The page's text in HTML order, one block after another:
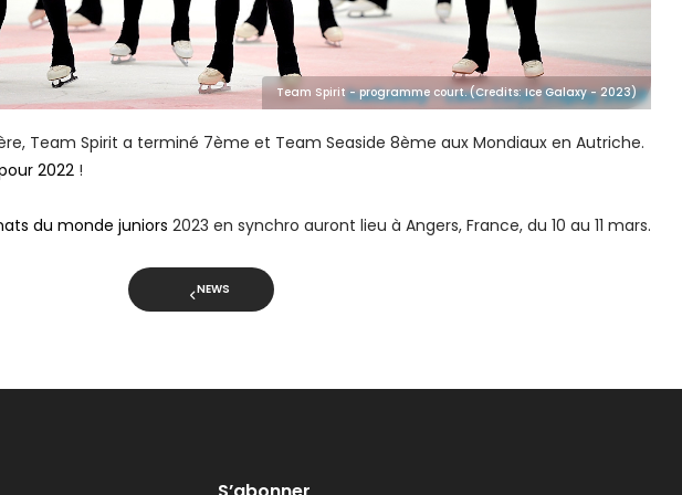
Team Spirit - programme court. (Credits: Ice Galaxy - 2023)
Team Spirit a terminé 7ème et Team Seaside 8ème aux Mondiaux en Autriche.
2022!
du monde juniors 2023 en synchro auront lieu à Angers, France, du 10 au 11 mars.
NEWS